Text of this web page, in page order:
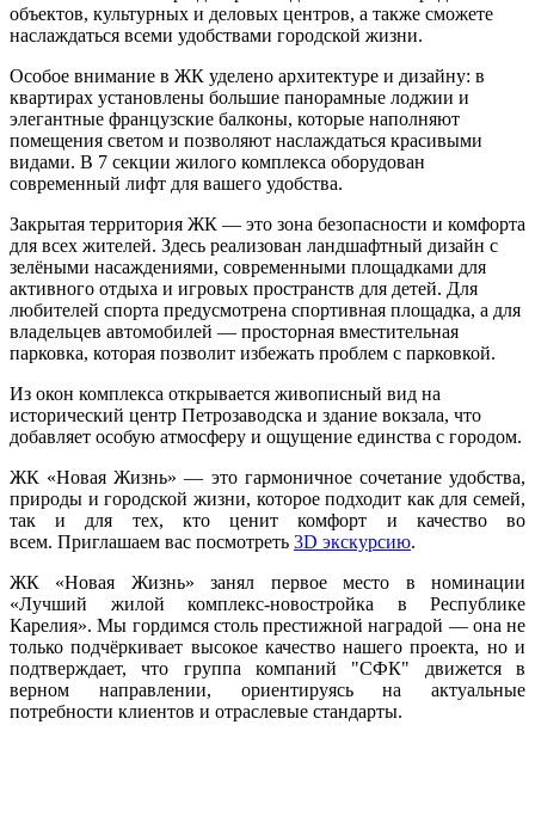
объектов, культурных и деловых центров, а также сможете
наслаждаться всеми удобствами городской жизни.
Особое внимание в ЖК уделено архитектуре и дизайну: в
квартирах установлены большие панорамные лоджии и
элегантные французские балконы, которые наполняют
помещения светом и позволяют наслаждаться красивыми
видами. В 7 секции жилого комплекса оборудован
современный лифт для вашего удобства.
Закрытая территория ЖК — это зона безопасности и комфорта
для всех жителей. Здесь реализован ландшафтный дизайн с
зелёными насаждениями, современными площадками для
активного отдыха и игровых пространств для детей. Для
любителей спорта предусмотрена спортивная площадка, а для
владельцев автомобилей — просторная вместительная
парковка, которая позволит избежать проблем с парковкой.
Из окон комплекса открывается живописный вид на
исторический центр Петрозаводска и здание вокзала, что
добавляет особую атмосферу и ощущение единства с городом.
ЖК «Новая Жизнь» — это гармоничное сочетание удобства,
природы и городской жизни, которое подходит как для семей,
так и для тех, кто ценит комфорт и качество во
всем. Приглашаем вас посмотреть 3D экскурсию.
ЖК «Новая Жизнь» занял первое место в номинации
«Лучший жилой комплекс‑новостройка в Республике
Карелия». Мы гордимся столь престижной наградой — она не
только подчёркивает высокое качество нашего проекта, но и
подтверждает, что группа компаний "СФК" движется в
верном направлении, ориентируясь на актуальные
потребности клиентов и отраслевые стандарты.